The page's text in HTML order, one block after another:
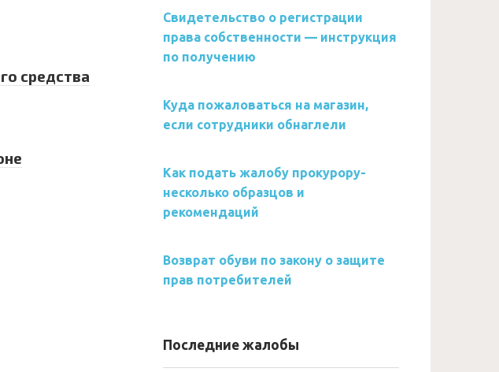
средства
Свидетельство о регистрации
права собственности — инструкция
по получению
Куда пожаловаться на магазин,
если сотрудники обнаглели
Как подать жалобу прокурору-
несколько образцов и
рекомендаций
Возврат обуви по закону о защите
прав потребителей
Последние жалобы